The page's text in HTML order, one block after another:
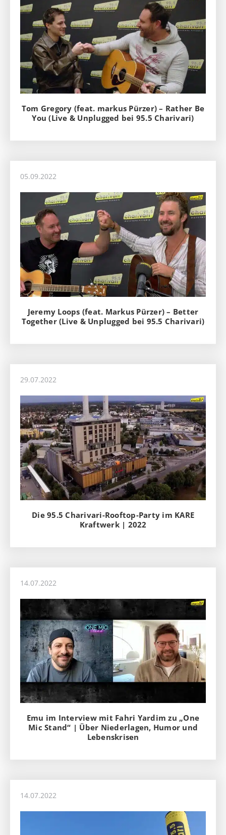
Tom Gregory (feat. markus Pürzer) – Rather Be
You (Live & Unplugged bei 95.5 Charivari)
05.09.2022
Jeremy Loops (feat. Markus Pürzer) – Better
Together (Live & Unplugged bei 95.5 Charivari)
29.07.2022
Die 95.5 Charivari-Rooftop-Party im KARE
Kraftwerk | 2022
14.07.2022
Emu im Interview mit Fahri Yardim zu „One
Mic Stand“ | Über Niederlagen, Humor und
Lebenskrisen
14.07.2022